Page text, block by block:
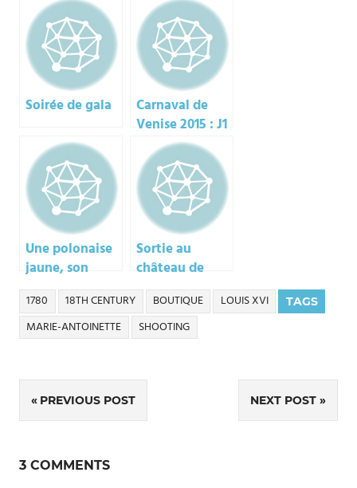
Soirée de gala
Carnaval de
Venise 2015 : J1
Une polonaise
jaune, son
chapeau et …
des chats
Sortie au
château de
Meung-sur-
Loire : les
bonus !
TAGS
1780 18TH CENTURY BOUTIQUE
LOUIS XVI
MARIE-ANTOINETTE
SHOOTING
Navigation
de
l’article
PREVIOUS POST NEXT POST
3 COMMENTS